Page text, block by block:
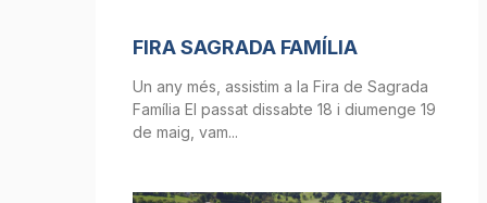
FIRA SAGRADA FAMÍLIA
Un any més, assistim a la Fira de Sagrada
Família El passat dissabte 18 i diumenge 19
de maig, vam